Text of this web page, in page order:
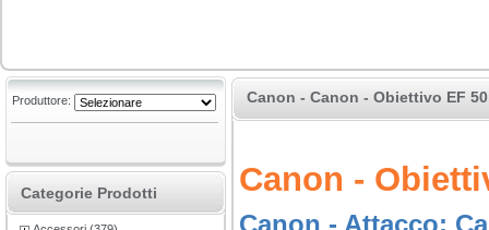
Produttore:
Categorie Prodotti
Canon - Canon - Obiettivo EF
Canon -